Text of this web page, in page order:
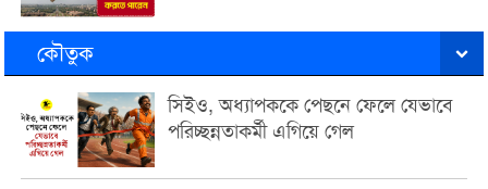
কৌতুক
সিইও, অধ্যাপককে পেছনে ফেলে যেভাবে
পরিচ্ছন্নতাকর্মী এগিয়ে গেল